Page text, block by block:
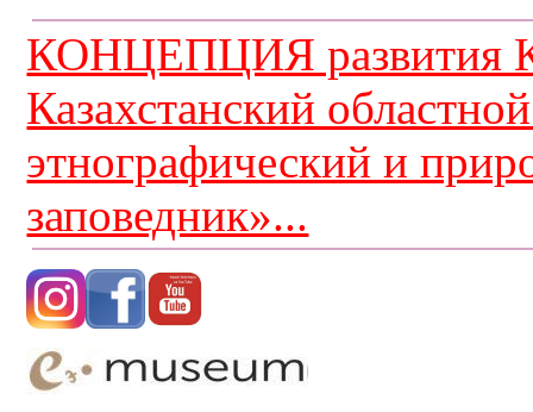
КОНЦЕПЦИЯ развития
Казахстанский
этнографический и
заповедник»...